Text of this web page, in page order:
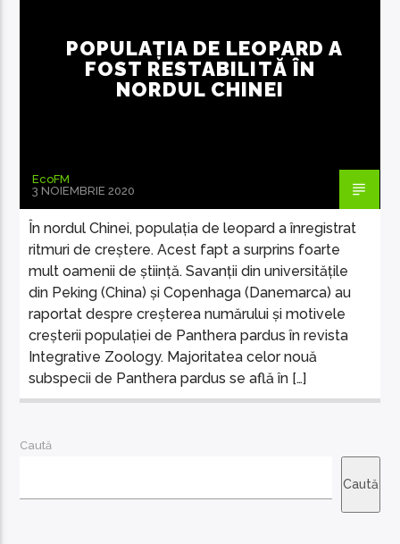
POPULAȚIA DE LEOPARD A
FOST RESTABILITĂ ÎN
NORDUL CHINEI
EcoFM
3 NOIEMBRIE 2020
În nordul Chinei, populația de leopard a înregistrat
ritmuri de creștere. Acest fapt a surprins foarte
mult oamenii de știință. Savanții din universitățile
din Peking (China) și Copenhaga (Danemarca) au
raportat despre creșterea numărului și motivele
creșterii populației de Panthera pardus în revista
Integrative Zoology. Majoritatea celor nouă
subspecii de Panthera pardus se află în […]
Caută
Caută